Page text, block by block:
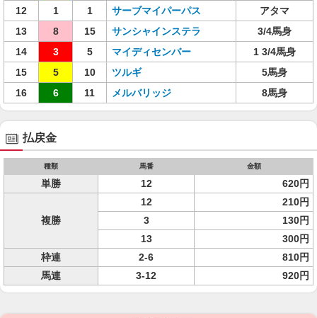
12
1 1 サーブマイパーパス
アタマ
13
8 15 サンシャインステラ
3/4馬身
14
3 5 マイディセンバー
1 3/4馬身
15
5 10 ツルギ
5馬身
16
6 11 メルバリッジ 8馬身
払戻金
種類 馬番 金額
単勝 12 620円
複勝
12
210円
3
130円
13
300円
枠連
2-6
810円
馬連
3-12 920円